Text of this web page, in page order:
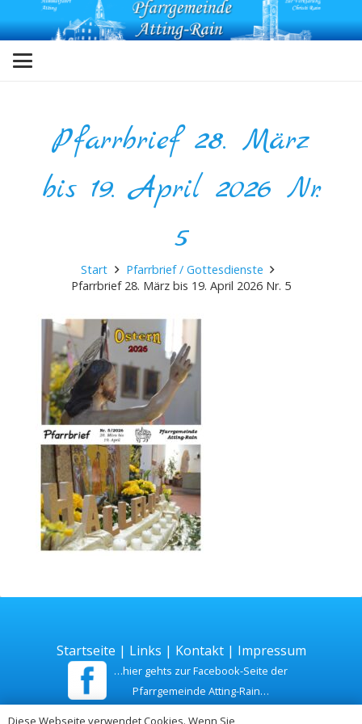
Pfarrbrief 28. März
bis 19. April 2026 Nr.
5
Start
Pfarrbrief / Gottesdienste
Pfarrbrief 28. März bis 19. April 2026 Nr. 5
Startseite | Links | Kontakt| Impressum
…hier gehts zur Facebook-Seite der
Pfarrgemeinde Atting-Rain…
Diese Webseite verwendet Cookies. Wenn Sie